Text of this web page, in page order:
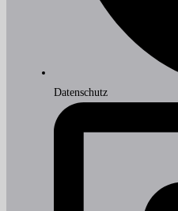
Datenschutz